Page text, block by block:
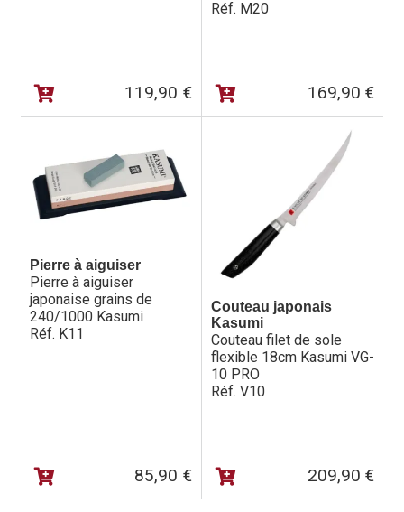
119,90 €
Réf. M20
169,90 €
Pierre à aiguiser
Pierre à aiguiser
japonaise grains de
240/1000 Kasumi
Réf. K11
85,90 €
Couteau japonais
Kasumi
Couteau filet de sole
flexible 18cm Kasumi VG-
10 PRO
Réf. V10
209,90 €